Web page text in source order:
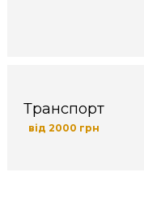
Транспорт
від 2000 грн